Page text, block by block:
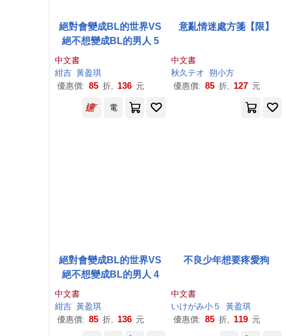
絕對會變成BL的世界VS
絕不想變成BL的男人 5
中文書
紺吉 黃盈琪
優惠價: 85 折, 136 元
意亂情迷處方箋【限】
中文書
秋久テオ 朔小方
優惠價: 85 折, 127 元
電
絕對會變成BL的世界VS
絕不想變成BL的男人 4
中文書
紺吉 黃盈琪
優惠價: 85 折, 136 元
不良少年想要疼愛狗
中文書
いけがみ小５
黃盈琪
優惠價: 85 折, 119 元